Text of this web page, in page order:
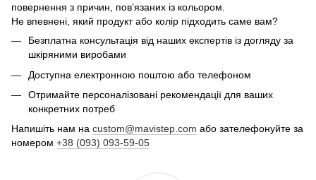
повернення з причин, пов’язаних із кольором.
Не впевнені, який продукт або колір підходить саме вам?
Безплатна консультація від наших експертів із догляду за
шкіряними виробами
Доступна електронною поштою або телефоном
Отримайте персоналізовані рекомендації для ваших
конкретних потреб
Напишіть нам на custom@mavistep.com або зателефонуйте за
номером +38 (093) 093-59-05